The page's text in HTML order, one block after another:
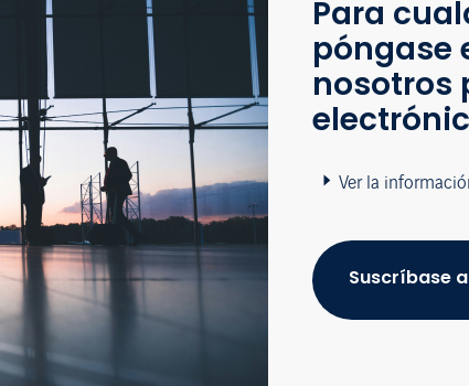
Para
póngase
nosotros
Ver la
Suscríbase